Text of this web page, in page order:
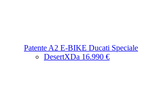
Patente A2 E-BIKE Ducati Speciale
DesertXDa 16.990 €